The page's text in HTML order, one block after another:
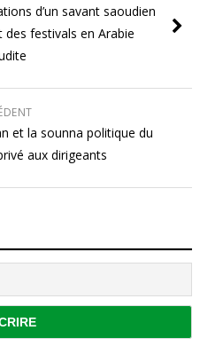
d’un savant saoudien
festivals en Arabie
et la sounna politique du
aux dirigeants